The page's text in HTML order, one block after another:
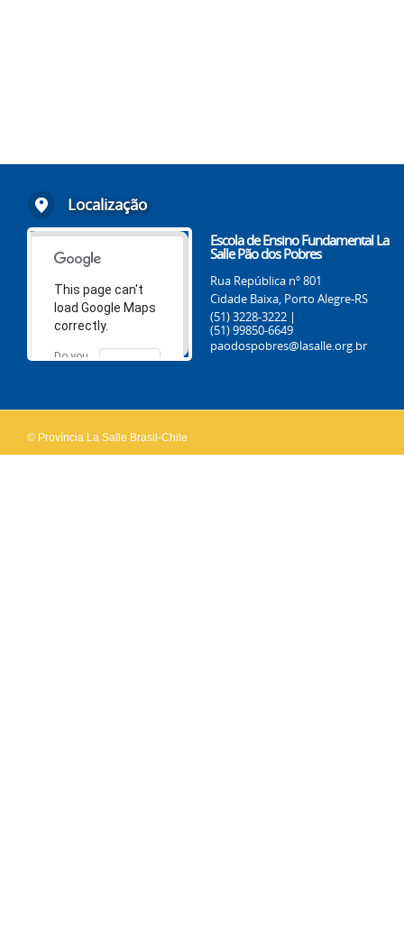
Localização
This page can't
load Google Maps
correctly.
Do you
OK
Escola de Ensino Fundamental La
Salle Pão dos Pobres
Rua República nº 801
Cidade Baixa, Porto Alegre-RS
(51) 3228-3222 |
(51) 99850-6649
paodospobres@lasalle.org.br
© Província La Salle Brasil-Chile